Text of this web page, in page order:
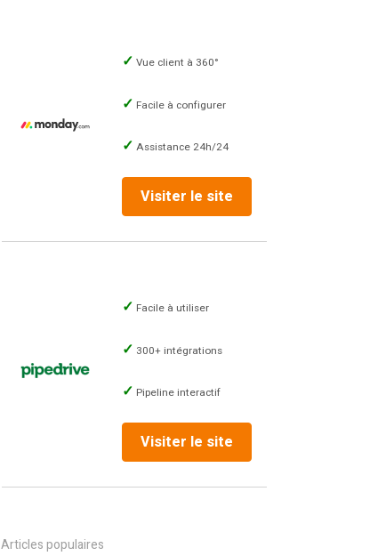
Vue client à 360°
Facile à configurer
Assistance 24h/24
Visiter le site
Facile à utiliser
300+ intégrations
Pipeline interactif
Visiter le site
Articles populaires